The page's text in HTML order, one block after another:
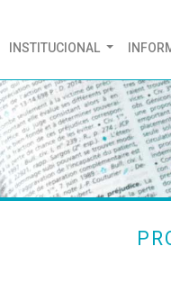
(CURRENT)
INSTITUCIONAL